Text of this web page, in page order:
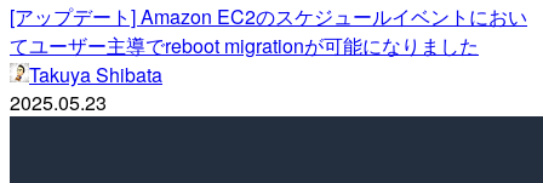
[アップデート] Amazon EC2のスケジュールイベントにおい
てユーザー主導でreboot migrationが可能になりました
Takuya Shibata
2025.05.23